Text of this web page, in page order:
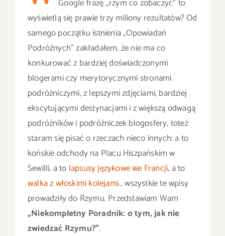
wyświetlą się prawie trzy miliony rezultatów? Od
samego początku istnienia „Opowiadań
Podróżnych” zakładałem, że nie ma co
konkurować z bardziej doświadczonymi
blogerami czy merytorycznymi stronami
podróżniczymi, z lepszymi zdjęciami, bardziej
ekscytującymi destynacjami i z większą odwagą
podróżników i podróżniczek blogosfery, toteż
staram się pisać o rzeczach nieco innych: a to
końskie odchody na Placu Hiszpańskim w
Sewilli, a to lapsusy językowe we Francji, a to
walka z włoskimi kolejami… wszystkie te wpisy
prowadziły do Rzymu. Przedstawiam Wam
„Niekompletny Poradnik: o tym, jak nie
zwiedzać Rzymu?”.